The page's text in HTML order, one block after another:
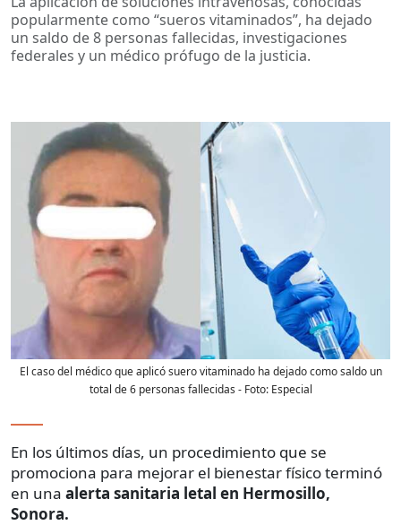
popularmente como “sueros vitaminados”, ha dejado
un saldo de 8 personas fallecidas, investigaciones
federales y un médico prófugo de la justicia.
El caso del médico que aplicó suero vitaminado ha dejado como saldo un
total de 6 personas fallecidas - Foto: Especial
En los últimos días, un procedimiento que se
promociona para mejorar el bienestar físico terminó
en una alerta sanitaria letal en Hermosillo,
Sonora.